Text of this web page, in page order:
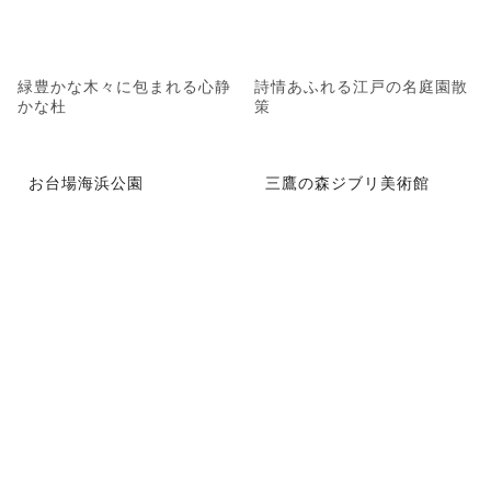
緑豊かな木々に包まれる心静
かな杜
詩情あふれる江戸の名庭園散
策
お台場海浜公園 三鷹の森ジブリ美術館